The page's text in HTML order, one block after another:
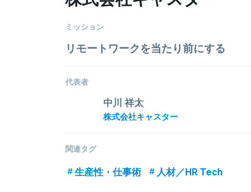
ミッション
リモートワークを当たり前にする
代表者
中川 祥太
株式会社キャスター
関連タグ
生産性・仕事術 人材／HR Tech